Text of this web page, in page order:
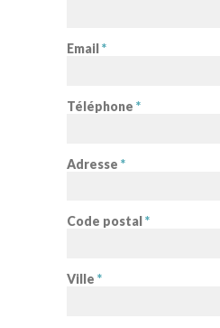
Email*
Téléphone *
Adresse *
Code postal *
Ville *